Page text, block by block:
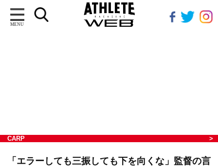
MENU
CARP
「エラーしても三振しても下を向くな」監督の言